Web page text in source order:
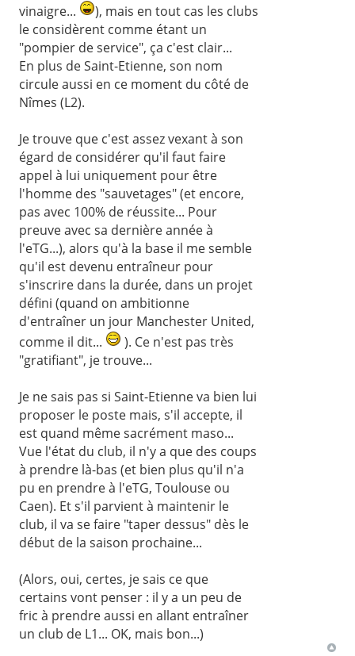
vinaigre...
), mais en tout cas les clubs
le considèrent comme étant un
"pompier de service", ça c'est clair...
En plus de Saint-Etienne, son nom
circule aussi en ce moment du côté de
Nîmes (L2).
Je trouve que c'est assez vexant à son
égard de considérer qu'il faut faire
appel à lui uniquement pour être
l'homme des "sauvetages" (et encore,
pas avec 100% de réussite... Pour
preuve avec sa dernière année à
l'eTG...), alors qu'à la base il me semble
qu'il est devenu entraîneur pour
s'inscrire dans la durée, dans un projet
défini (quand on ambitionne
d'entraîner un jour Manchester United,
comme il dit...
). Ce n'est pas très
"gratifiant", je trouve...
Je ne sais pas si Saint-Etienne va bien lui
proposer le poste mais, s'il accepte, il
est quand même sacrément maso...
Vue l'état du club, il n'y a que des coups
à prendre là-bas (et bien plus qu'il n'a
pu en prendre à l'eTG, Toulouse ou
Caen). Et s'il parvient à maintenir le
club, il va se faire "taper dessus" dès le
début de la saison prochaine...
(Alors, oui, certes, je sais ce que
certains vont penser : il y a un peu de
fric à prendre aussi en allant entraîner
un club de L1... OK, mais bon...)